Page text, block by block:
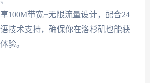
100M带宽+无限流量设计，配合24
技术支持，确保你在洛杉矶也能获
验。